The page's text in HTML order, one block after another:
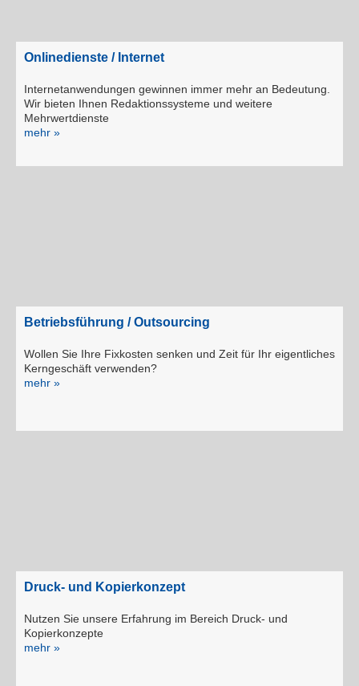
Onlinedienste / Internet
Internetanwendungen gewinnen immer mehr an Bedeutung.
Wir bieten Ihnen Redaktionssysteme und weitere
Mehrwertdienste
mehr »
Betriebsführung / Outsourcing
Wollen Sie Ihre Fixkosten senken und Zeit für Ihr eigentliches
Kerngeschäft verwenden?
mehr »
Druck- und Kopierkonzept
Nutzen Sie unsere Erfahrung im Bereich Druck- und
Kopierkonzepte
mehr »